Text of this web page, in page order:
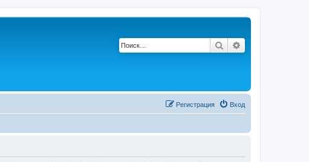
Поиск
Вход
Регистрация